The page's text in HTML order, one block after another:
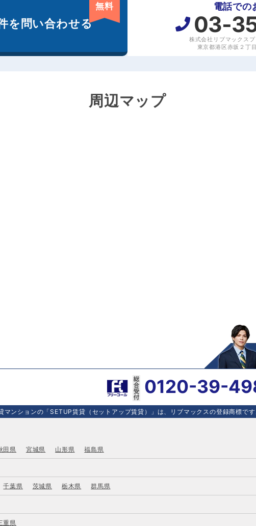
を 問い合わせる
無料 電話での
03-
株式会社リブマックス
東京都港区赤坂２丁
周辺マップ
0120-39-
マンションの「SETUP賃貸（セットアップ賃貸）」は、リブマックスの登録商標で
田県 宮城県 山形県 福島県
千葉県 茨城県 栃木県 群馬県
重県